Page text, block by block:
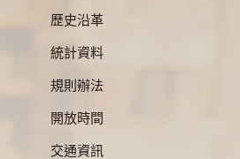
歷史沿革
統計資料
規則辦法
開放時間
交通資訊